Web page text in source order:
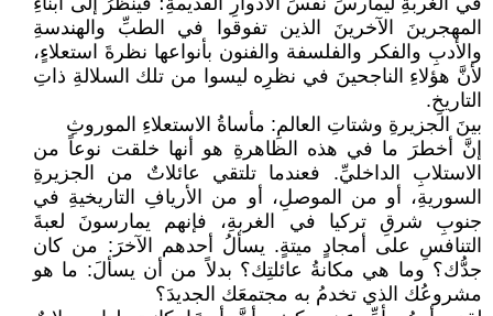
المهجرينَ الآخرينَ الذين تفوقوا في الطبِّ والهندسةِ
والأدبِ والفكر والفلسفة والفنون بأنواعها نظرةَ استعلاءٍ،
لأنَّ هؤلاءِ الناجحينَ في نظرِه ليسوا من تلك السلالةِ ذاتِ
التاريخِ.
بينَ الجزيرةِ وشتاتِ العالمِ: مأساةُ الاستعلاءِ الموروثِ
إنَّ أخطرَ ما في هذه الظاهرةِ هو أنها خلقت نوعاً من
الاستلابِ الداخليِّ. فعندما تلتقي عائلاتٌ من الجزيرةِ
السوريةِ، أو من الموصلِ، أو من الأريافِ التاريخيةِ في
جنوبِ شرقِ تركيا في الغربةِ، فإنهم يمارسونَ لعبةَ
التنافسِ على أمجادٍ ميتةٍ. يسألُ أحدهم الآخرَ: من كان
جدُّك؟ وما هي مكانةُ عائلتِك؟ بدلاً من أن يسألَ: ما هو
مشروعُك الذي تخدمُ به مجتمعَك الجديدَ؟